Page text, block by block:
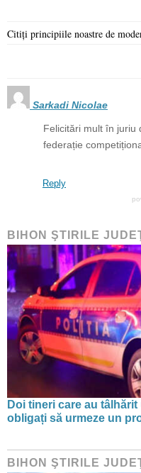
Citiți principiile noastre de
Sarkadi Nicolae
Felicitări mult în juriu
federație
Reply
BIHON ŞTIRILE
Doi tineri care au
obligați să urmeze un
BIHON ŞTIRILE